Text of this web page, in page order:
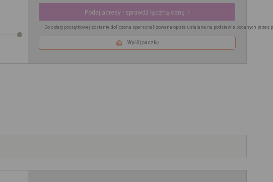
Podaj adresy i sprawdź łączną cenę
Do opłaty początkowej zostanie doliczona spersonalizowana opłata ustalana na podstawie podanych przez
Wyślij paczkę